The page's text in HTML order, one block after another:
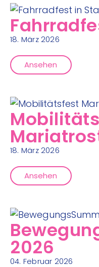
18. März 2026
Ansehen
18. März 2026
Ansehen
2026
04. Februar 2026